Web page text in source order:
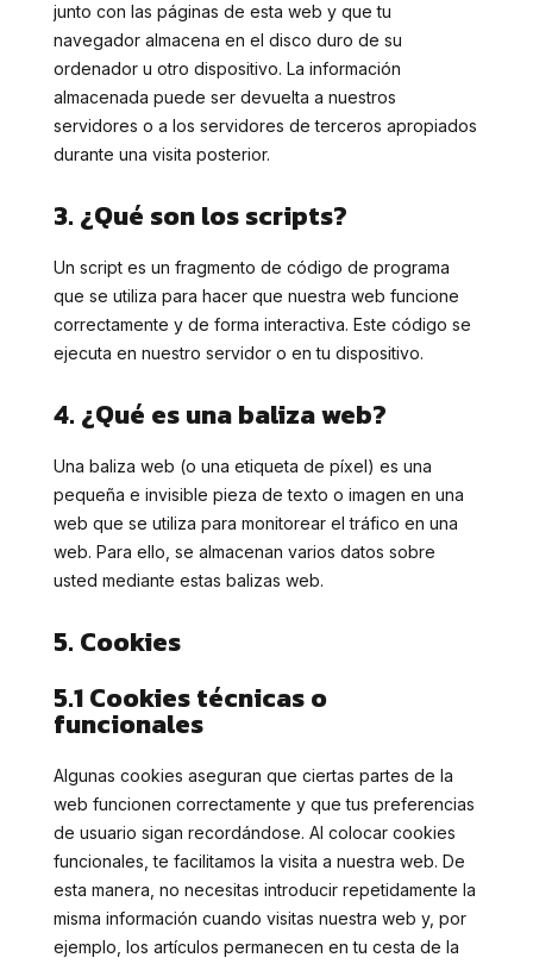
junto con las páginas de esta web y que tu
navegador almacena en el disco duro de su
ordenador u otro dispositivo. La información
almacenada puede ser devuelta a nuestros
servidores o a los servidores de terceros apropiados
durante una visita posterior.
3. ¿Qué son los scripts?
Un script es un fragmento de código de programa
que se utiliza para hacer que nuestra web funcione
correctamente y de forma interactiva. Este código se
ejecuta en nuestro servidor o en tu dispositivo.
4. ¿Qué es una baliza web?
Una baliza web (o una etiqueta de píxel) es una
pequeña e invisible pieza de texto o imagen en una
web que se utiliza para monitorear el tráfico en una
web. Para ello, se almacenan varios datos sobre
usted mediante estas balizas web.
5. Cookies
5.1 Cookies técnicas o
funcionales
Algunas cookies aseguran que ciertas partes de la
web funcionen correctamente y que tus preferencias
de usuario sigan recordándose. Al colocar cookies
funcionales, te facilitamos la visita a nuestra web. De
esta manera, no necesitas introducir repetidamente la
misma información cuando visitas nuestra web y, por
ejemplo, los artículos permanecen en tu cesta de la